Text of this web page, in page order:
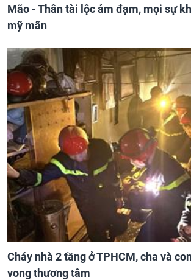
Mão - Thân tài lộc ảm đạm, mọi sự
mỹ mãn
Cháy nhà 2 tầng ở TPHCM, cha và
vong thương tâm